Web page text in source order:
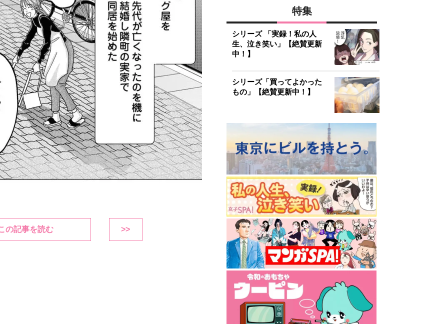
の記事を読む >>
特集
シリーズ 「実録！私の人
生、泣き笑い」【絶賛更新
中！】
シリーズ「買ってよかった
もの」【絶賛更新中！】